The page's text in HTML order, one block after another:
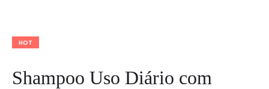
HOT
Shampoo Uso Diário com